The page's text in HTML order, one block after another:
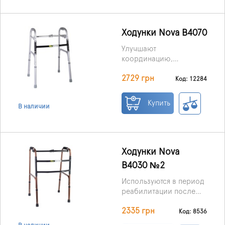
процессе
реабилитации, так и
для постоянного
пользования.
В наличии
Ходунки Nova B4070
Улучшают
координацию,
равновесие и
нижние конечности,
складываются с
2729 грн Код: 12284
Купить
Ходунки Nova
B4030 №2
Используются в период
реабилитации после
травм. Легко
2335 грн Код: 8536